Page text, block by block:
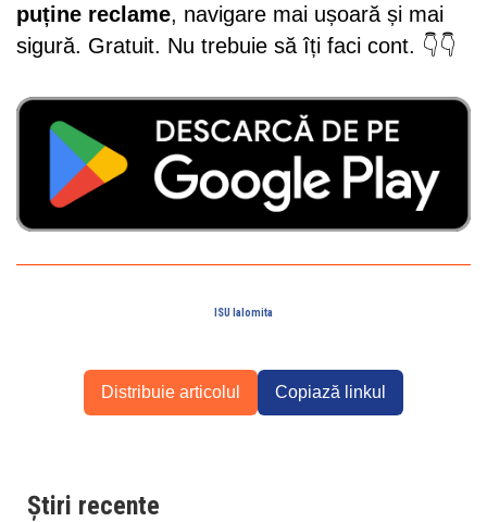
puține reclame, navigare mai ușoară și mai
sigură. Gratuit. Nu trebuie să îți faci cont. 👇👇
ISU Ialomita
Distribuie articolul Copiază linkul
Știri recente